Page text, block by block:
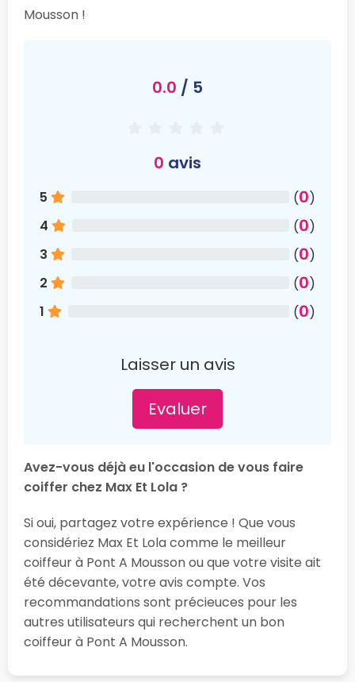
Mousson !
0.0 / 5
0 avis
5 (0)
4
(0)
3
(0)
2
(0)
1
(0)
Laisser un avis
Evaluer
Avez-vous déjà eu l'occasion de vous faire
coiffer chez Max Et Lola ?
Si oui, partagez votre expérience ! Que vous
considériez Max Et Lola comme le meilleur
coiffeur à Pont A Mousson ou que votre visite ait
été décevante, votre avis compte. Vos
recommandations sont précieuces pour les
autres utilisateurs qui recherchent un bon
coiffeur à Pont A Mousson.